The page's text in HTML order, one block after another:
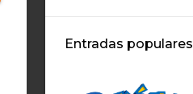
Entradas populares